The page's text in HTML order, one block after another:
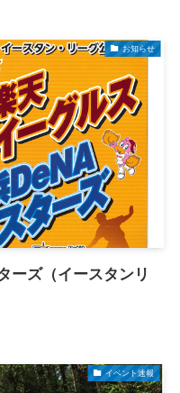
お知らせ
ーズ（イースタンリ
イベント速報